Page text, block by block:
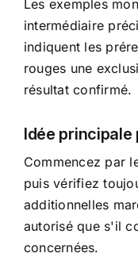
Les exemples
intermédiaire
indiquent les
rouges une
résultat confirmé.
Idée principale
Commencez par
puis vérifiez
additionnelles
autorisé que s'il
concernées.